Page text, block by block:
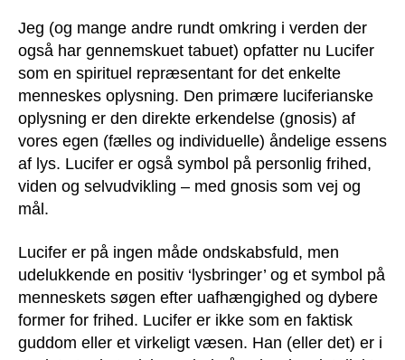
Jeg (og mange andre rundt omkring i verden der
også har gennemskuet tabuet) opfatter nu Lucifer
som en spirituel repræsentant for det enkelte
menneskes oplysning. Den primære luciferianske
oplysning er den direkte erkendelse (gnosis) af
vores egen (fælles og individuelle) åndelige essens
af lys. Lucifer er også symbol på personlig frihed,
viden og selvudvikling – med gnosis som vej og
mål.
Lucifer er på ingen måde ondskabsfuld, men
udelukkende en positiv ‘lysbringer’ og et symbol på
menneskets søgen efter uafhængighed og dybere
former for frihed. Lucifer er ikke som en faktisk
guddom eller et virkeligt væsen. Han (eller det) er i